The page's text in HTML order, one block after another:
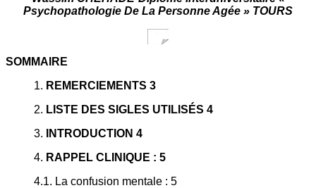
Psychopathologie De La Personne Agée » TOURS
SOMMAIRE
1. REMERCIEMENTS 3
2. LISTE DES SIGLES UTILISÉS 4
3.
INTRODUCTION 4
4. RAPPEL CLINIQUE : 5
4.1. La confusion mentale : 5